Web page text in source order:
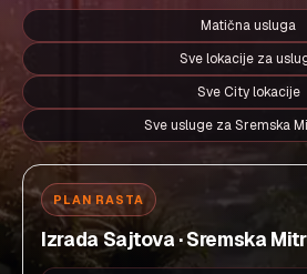
Matična usluga
Sve lokacije za
Sve City lokacije
Sve usluge za Sremska
PLAN RASTA
Izrada Sajtova · Sremska